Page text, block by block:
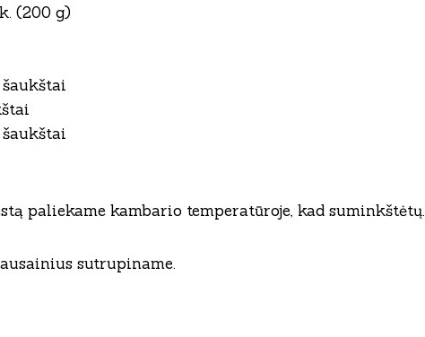
(200 g)
paliekame kambario temperatūroje, kad suminkštėtų.
sutrupiname.